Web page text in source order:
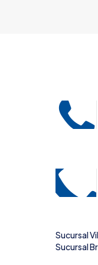
Sucursal
Sucursal